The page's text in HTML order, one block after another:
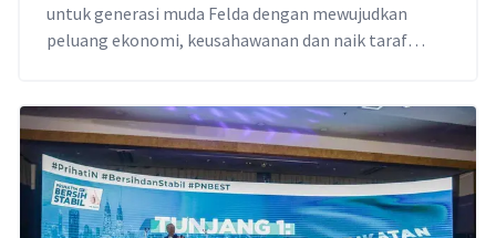
untuk generasi muda Felda dengan mewujudkan
peluang ekonomi, keusahawanan dan naik taraf